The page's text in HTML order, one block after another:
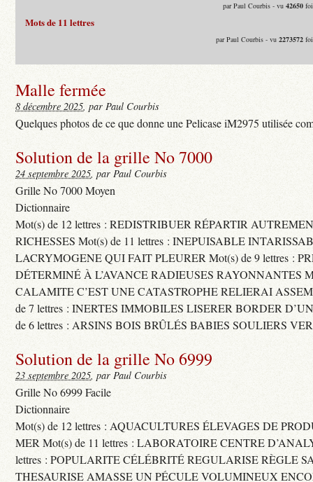
par Paul Courbis - vu42650
Mots de 11 lettres
par Paul Courbis - vu2273572
Malle fermée
8 décembre 2025, par Paul Courbis
Quelques photos de ce que donne une Pelicase iM2975 utilisée
Solution de la grille No 7000
24 septembre 2025, par Paul Courbis
Grille No 7000 Moyen
Dictionnaire
Mot(s) de 12 lettres : REDISTRIBUER RÉPARTIR
RICHESSES Mot(s) de 11 lettres : INEPUISABLE
LACRYMOGENE QUI FAIT PLEURER Mot(s) de 9 lettres :
DÉTERMINÉ À L’AVANCE RADIEUSES RAYONNANTES
CALAMITE C’EST UNE CATASTROPHE RELIERAI
de 7 lettres : INERTES IMMOBILES LISERER BORDER
de 6 lettres : ARSINS BOIS BRÛLÉS BABIES SOULIERS
Solution de la grille No 6999
23 septembre 2025, par Paul Courbis
Grille No 6999 Facile
Dictionnaire
Mot(s) de 12 lettres : AQUACULTURES ÉLEVAGES DE
MER Mot(s) de 11 lettres : LABORATOIRE CENTRE
lettres : POPULARITE CÉLÉBRITÉ REGULARISE RÈGLE
THESAURISE AMASSE UN PÉCULE VOLUMINEUX